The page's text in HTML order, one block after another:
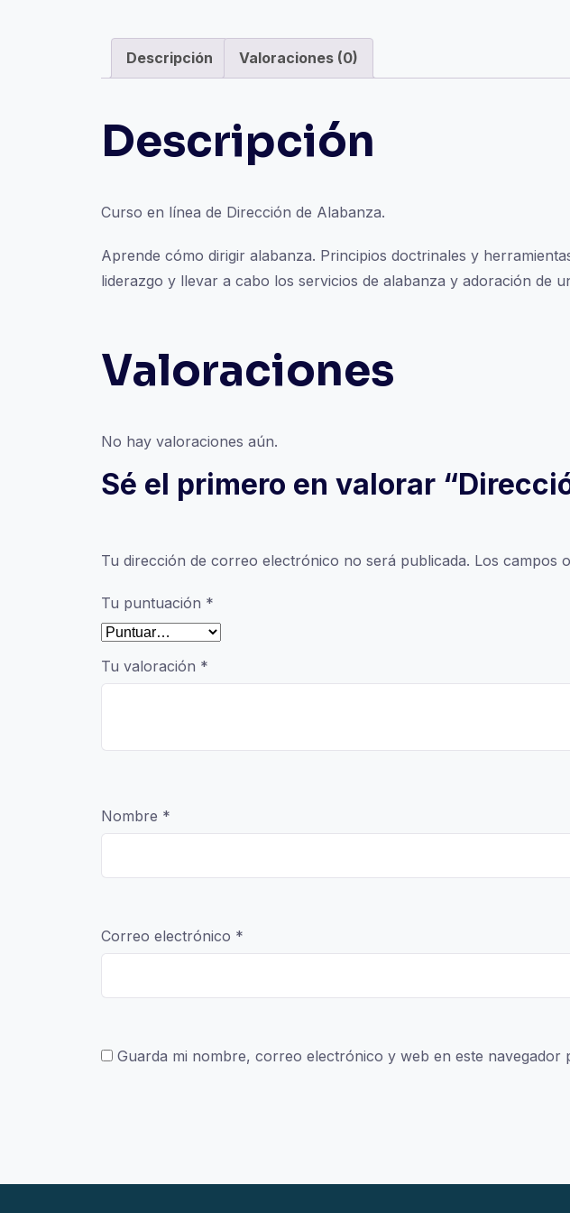
Descripción Valoraciones (0)
Descripción
Curso en línea de Dirección de Alabanza.
Aprende cómo dirigir alabanza. Principios doctrinales y
liderazgo y llevar a cabo los servicios de alabanza y adoración de
Valoraciones
No hay valoraciones aún.
Sé el primero en valorar
Tu dirección de correo electrónico no será publicada. Los campos
Tu puntuación *
Tu valoración *
Nombre *
Correo electrónico *
Guarda mi nombre, correo electrónico y web en este navegador